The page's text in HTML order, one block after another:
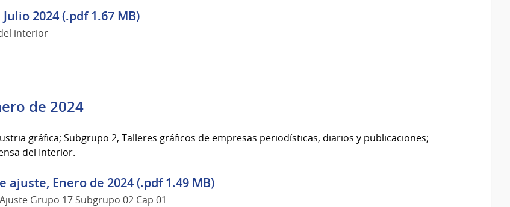
2024 (.pdf 1.67 MB)
interior
de 2024
gráfica; Subgrupo 2, Talleres gráficos de empresas periodísticas, diarios y publicaciones;
del Interior.
ajuste, Enero de 2024 (.pdf 1.49 MB)
Grupo 17 Subgrupo 02 Cap 01